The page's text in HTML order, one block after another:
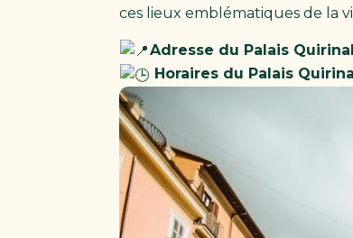
ces lieux emblématiques de la
Adresse du Palais Quirinal
Horaires du Palais